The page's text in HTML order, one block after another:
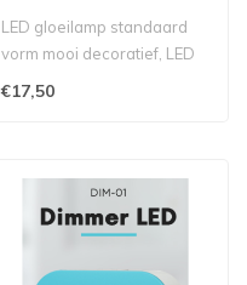
LED gloeilamp standaard
vorm mooi decoratief, LED
€17,50